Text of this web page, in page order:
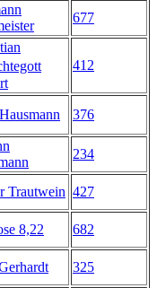
677
412
376
234
Trautwein 427
8,22
682
325